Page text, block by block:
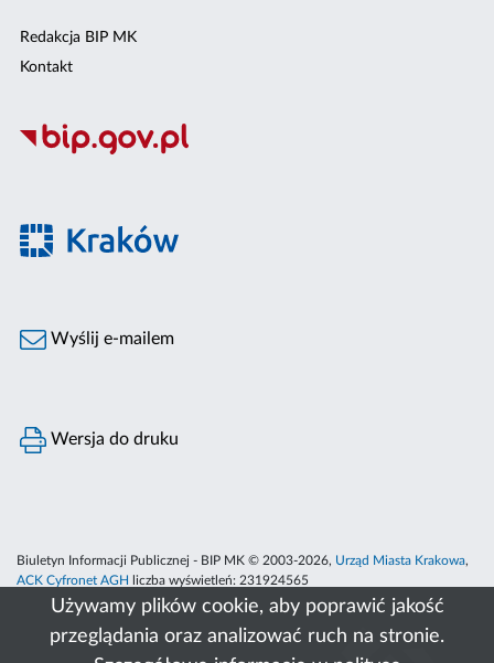
Używamy plików cookie, aby poprawić jakość
przeglądania oraz analizować ruch na stronie.
Redakcja BIP MK
Kontakt
Wyślij e-mailem
Wersja do druku
Biuletyn Informacji Publicznej - BIP MK © 2003-2026, Urząd Miasta Krakowa,
ACK Cyfronet AGH
liczba wyświetleń: 231924565